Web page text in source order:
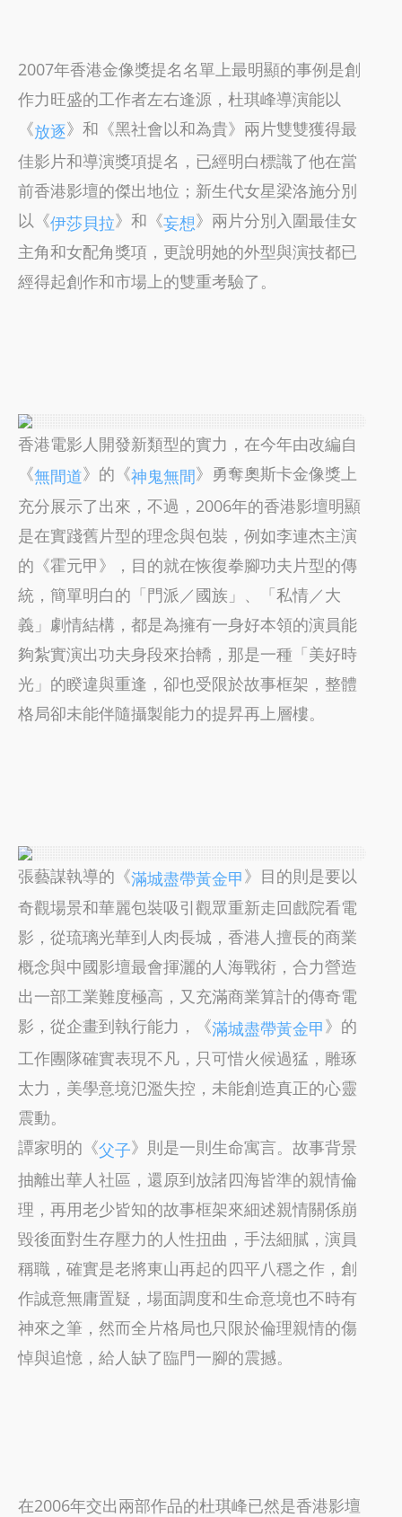
2007年香港金像獎提名名單上最明顯的事例是創
作力旺盛的工作者左右逢源，杜琪峰導演能以
《放逐》和《黑社會以和為貴》兩片雙雙獲得最
佳影片和導演獎項提名，已經明白標識了他在當
前香港影壇的傑出地位；新生代女星梁洛施分別
以《伊莎貝拉》和《妄想》兩片分別入圍最佳女
主角和女配角獎項，更說明她的外型與演技都已
經得起創作和市場上的雙重考驗了。
香港電影人開發新類型的實力，在今年由改編自
《無間道》的《神鬼無間》勇奪奧斯卡金像獎上
充分展示了出來，不過，2006年的香港影壇明顯
是在實踐舊片型的理念與包裝，例如李連杰主演
的《霍元甲》，目的就在恢復拳腳功夫片型的傳
統，簡單明白的「門派／國族」、「私情／大
義」劇情結構，都是為擁有一身好本領的演員能
夠紮實演出功夫身段來抬轎，那是一種「美好時
光」的睽違與重逢，卻也受限於故事框架，整體
格局卻未能伴隨攝製能力的提昇再上層樓。
張藝謀執導的《滿城盡帶黃金甲》目的則是要以
奇觀場景和華麗包裝吸引觀眾重新走回戲院看電
影，從琉璃光華到人肉長城，香港人擅長的商業
概念與中國影壇最會揮灑的人海戰術，合力營造
出一部工業難度極高，又充滿商業算計的傳奇電
影，從企畫到執行能力，《滿城盡帶黃金甲》的
工作團隊確實表現不凡，只可惜火候過猛，雕琢
太力，美學意境氾濫失控，未能創造真正的心靈
震動。
譚家明的《父子》則是一則生命寓言。故事背景
抽離出華人社區，還原到放諸四海皆準的親情倫
理，再用老少皆知的故事框架來細述親情關係崩
毀後面對生存壓力的人性扭曲，手法細膩，演員
稱職，確實是老將東山再起的四平八穩之作，創
作誠意無庸置疑，場面調度和生命意境也不時有
神來之筆，然而全片格局也只限於倫理親情的傷
悼與追憶，給人缺了臨門一腳的震撼。
在2006年交出兩部作品的杜琪峰已然是香港影壇